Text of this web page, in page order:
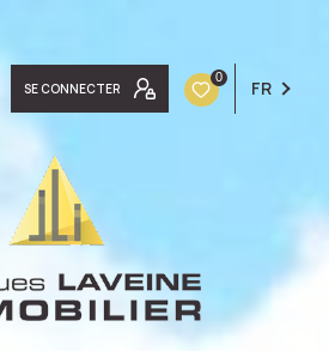
SE CONNECTER
0 FR